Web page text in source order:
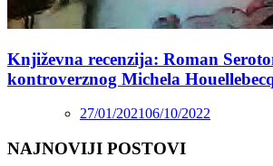
Književna recenzija: Roman
kontroverznog Michela
27/01/202106/10/2022
NAJNOVIJI POSTOVI